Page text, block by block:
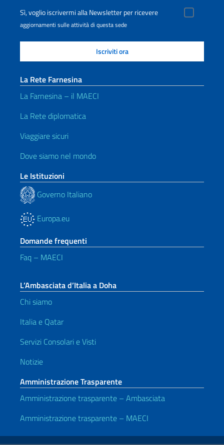
Sì, voglio iscrivermi alla Newsletter per ricevere
aggiornamenti sulle attività di questa sede
La Rete Farnesina
La Farnesina – il MAECI
La Rete diplomatica
Viaggiare sicuri
Dove siamo nel mondo
Le Istituzioni
Governo Italiano
Europa.eu
Domande frequenti
Faq – MAECI
L’Ambasciata d’Italia a Doha
Chi siamo
Italia e Qatar
Servizi Consolari e Visti
Notizie
Amministrazione Trasparente
Amministrazione trasparente – Ambasciata
Amministrazione trasparente – MAECI